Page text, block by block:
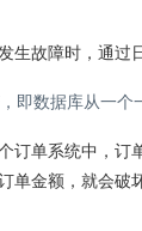
故障时，通过
即数据库从一个
订单系统中，订
单金额，就会破